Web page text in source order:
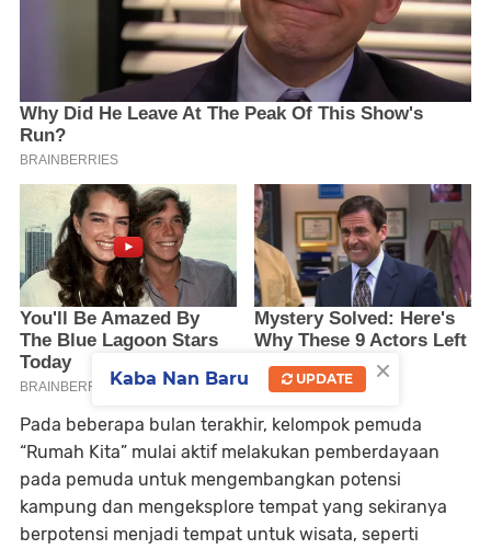
Pada beberapa bulan terakhir, kelompok pemuda
“Rumah Kita” mulai aktif melakukan pemberdayaan
pada pemuda untuk mengembangkan potensi
kampung dan mengeksplore tempat yang sekiranya
berpotensi menjadi tempat untuk wisata, seperti
×
Kaba Nan Baru UPDATE